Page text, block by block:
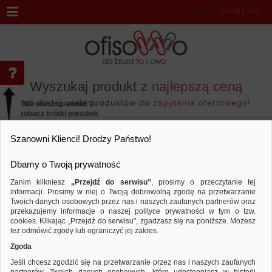
Wyszukaj produkt z najlepszą ceną
lub dodaj wiele produktów do zapytania ofertowego!
Witaj ,
Marka DONAU
Porównaj Sortuj według
Nie wiesz co zrobić? -
zobacz krótki poradnik
Szanowni Klienci! Drodzy Państwo!
Dbamy o Twoją prywatność
Zanim klikniesz „Przejdź do serwisu”, prosimy o przeczytanie tej
informacji. Prosimy w niej o Twoją dobrowolną zgodę na przetwarzanie
Twoich danych osobowych przez nas i naszych zaufanych partnerów oraz
przekazujemy informacje o naszej polityce prywatności w tym o tzw.
cookies. Klikając „Przejdź do serwisu”, zgadzasz się na poniższe. Możesz
też odmówić zgody lub ograniczyć jej zakres.
Zgoda
Jeśli chcesz zgodzić się na przetwarzanie przez nas i naszych zaufanych